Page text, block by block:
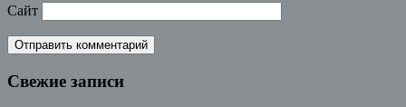
Сайт
Свежие записи